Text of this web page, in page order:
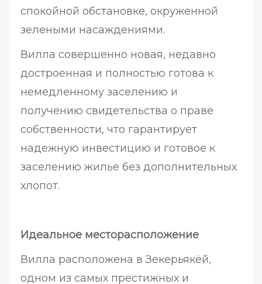
спокойной обстановке, окруженной
зелеными насаждениями.
Вилла совершенно новая, недавно
достроенная и полностью готова к
немедленному заселению и
получению свидетельства о праве
собственности, что гарантирует
надежную инвестицию и готовое к
заселению жилье без дополнительных
хлопот.
Идеальное месторасположение
Вилла расположена в Зекерьякёй,
одном из самых престижных и